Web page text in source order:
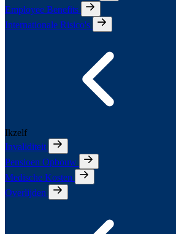
Employee Benefits
Internationale Risico's
Ikzelf
Invaliditeit
Pensioen Opbouw
Medische Kosten
Overlijden